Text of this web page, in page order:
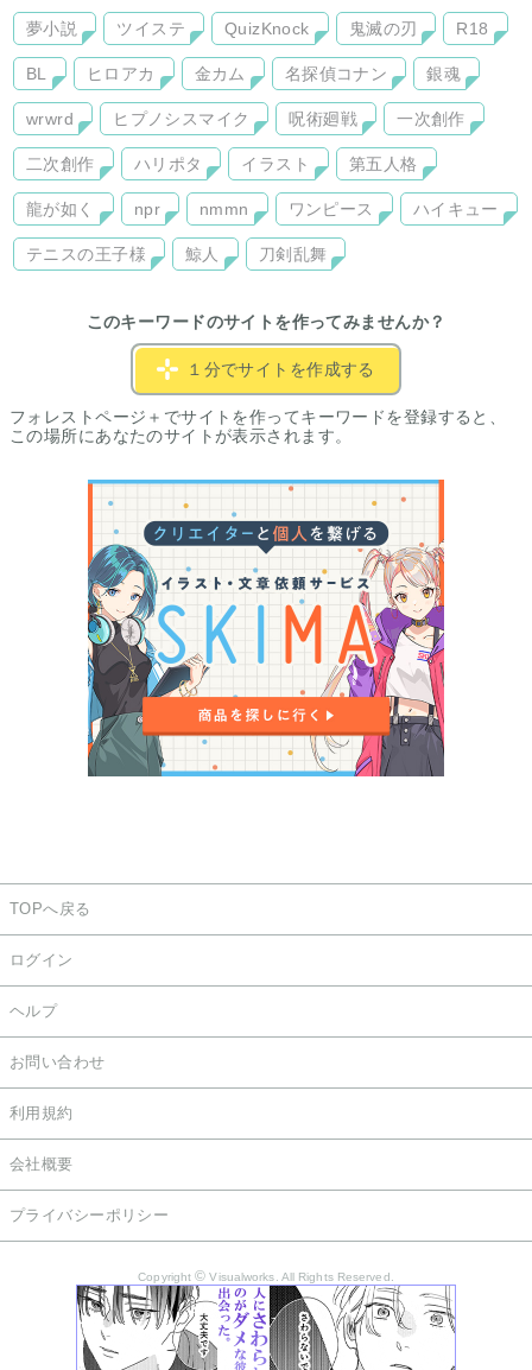
夢小説 ツイステ QuizKnock 鬼滅の刃 R18
BL ヒロアカ 金カム 名探偵コナン 銀魂
wrwrd ヒプノシスマイク 呪術廻戦 一次創作
二次創作 ハリポタ イラスト 第五人格
龍が如く npr nmmn ワンピース ハイキュー
テニスの王子様 鯨人 刀剣乱舞
このキーワードのサイトを作ってみませんか？
１分でサイトを作成する
フォレストページ＋でサイトを作ってキーワードを登録すると、
この場所にあなたのサイトが表示されます。
TOPへ戻る
ログイン
ヘルプ
お問い合わせ
利用規約
会社概要
プライバシーポリシー
Copyright© Visualworks. All Rights Reserved.